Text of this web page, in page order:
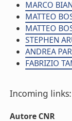
MARCO
MATTEO
MATTEO
STEPHEN
ANDREA
FABRIZIO
Incoming links:
Autore CNR